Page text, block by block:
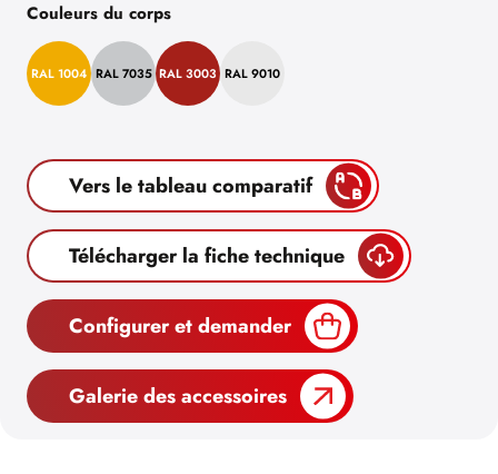
Couleurs du corps
RAL 1004 RAL 7035 RAL 3003 RAL 9010
Vers le tableau comparatif
Télécharger la fiche technique
Configurer et demander
Galerie des accessoires